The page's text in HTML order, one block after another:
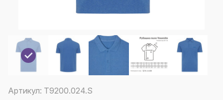
Артикул: T9200.024.S